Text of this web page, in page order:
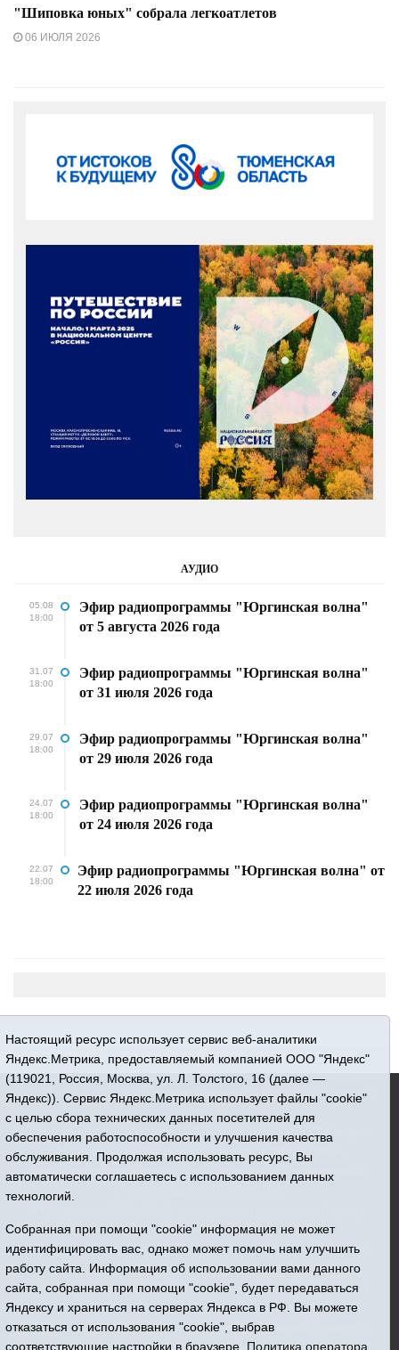
"Шиповка юных" собрала легкоатлетов
06 ИЮЛЯ 2026
АУДИО
05.08
18:00
Эфир радиопрограммы "Юргинская волна"
от 5 августа 2026 года
31.07
18:00
Эфир радиопрограммы "Юргинская волна"
от 31 июля 2026 года
29.07
18:00
Эфир радиопрограммы "Юргинская волна"
от 29 июля 2026 года
24.07
18:00
Эфир радиопрограммы "Юргинская волна"
от 24 июля 2026 года
22.07
18:00
Эфир радиопрограммы "Юргинская волна" от
22 июля 2026 года
16+ © 2015-2026 Сетевое издание «Новости Юргинского
Регистрационный номер СМИ ЭЛ № ФС 77 - 66052 выдан
Федеральной службой по надзору в сфере связи,
«Призыв»
Все права защищены © При использовании материалов
ссылка обязательна
Адрес редакции: 627250, Тюменская область, Юргинский
район, с. Юргинское, ул. Центральная, 49
Телефон: 8(34543)2-46-89. Директор - главный редактор
Галина Васильевна Ниязова
Настоящий ресурс использует сервис веб-аналитики
Яндекс.Метрика, предоставляемый компанией ООО "Яндекс"
(119021, Россия, Москва, ул. Л. Толстого, 16 (далее —
Яндекс)). Сервис Яндекс.Метрика использует файлы "cookie"
с целью сбора технических данных посетителей для
обеспечения работоспособности и улучшения качества
обслуживания. Продолжая использовать ресурс, Вы
автоматически соглашаетесь с использованием данных
технологий.
Собранная при помощи "cookie" информация не может
идентифицировать вас, однако может помочь нам улучшить
работу сайта. Информация об использовании вами данного
сайта, собранная при помощи "cookie", будет передаваться
Яндексу и храниться на серверах Яндекса в РФ. Вы можете
отказаться от использования "cookie", выбрав
соответствующие настройки в браузере. Политика оператора